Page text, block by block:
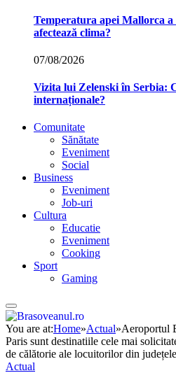
Temperatura apei Mallorca
afectează clima?
07/08/2026
Vizita lui Zelenski în Serbia:
internaționale?
Comunitate
Sănătate
Eveniment
Social
Business
Eveniment
Job-uri
Cultura
Educatie
Eveniment
Cooking
Sport
Gaming
You are at:Home»Actual»Aeroportul
Paris sunt destinatiile cele mai
de călătorie ale locuitorilor din
Actual